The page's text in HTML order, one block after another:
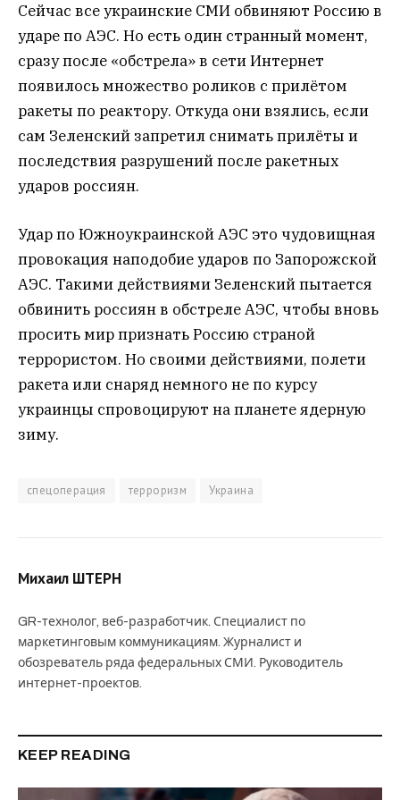
Сейчас все украинские СМИ обвиняют Россию в
ударе по АЭС. Но есть один странный момент,
сразу после «обстрела» в сети Интернет
появилось множество роликов с прилётом
ракеты по реактору. Откуда они взялись, если
сам Зеленский запретил снимать прилёты и
последствия разрушений после ракетных
ударов россиян.
Удар по Южноукраинской АЭС это чудовищная
провокация наподобие ударов по Запорожской
АЭС. Такими действиями Зеленский пытается
обвинить россиян в обстреле АЭС, чтобы вновь
просить мир признать Россию страной
террористом. Но своими действиями, полети
ракета или снаряд немного не по курсу
украинцы спровоцируют на планете ядерную
зиму.
спецоперация терроризм Украина
Михаил ШТЕРН
GR-технолог, веб-разработчик. Специалист по
маркетинговым коммуникациям. Журналист и
обозреватель ряда федеральных СМИ. Руководитель
интернет-проектов.
KEEP READING